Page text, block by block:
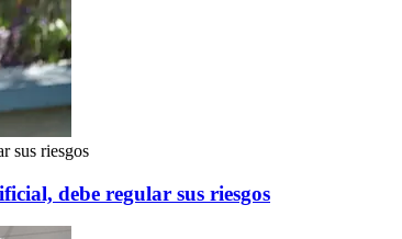
sus riesgos
debe regular sus riesgos